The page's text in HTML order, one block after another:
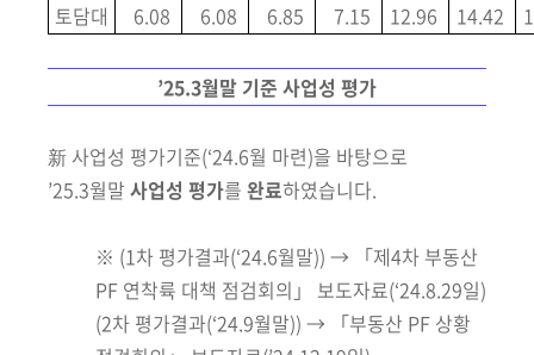
토담대
6.08 6.08 6.85 7.15 12.96 14.42
’25.3월말 기준 사업성 평가
新 사업성 평가기준(‘24.6월 마련)을 바탕으로
’25.3월말 사업성 평가를 완료하였습니다.
※ (1차 평가결과(‘24.6월말)) → 「제4차 부동산
PF 연착륙 대책 점검회의」 보도자료(‘24.8.29일)
(2차 평가결과(‘24.9월말)) → 「부동산 PF 상황